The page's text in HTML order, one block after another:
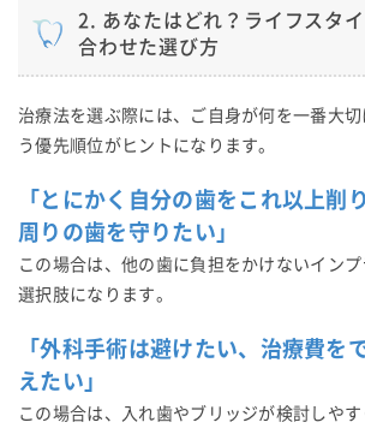
2. あなたはどれ？ライフスタ
合わせた選び方
治療法を選ぶ際には、ご自身が何を一番大
う優先順位がヒントになります。
「とにかく自分の歯をこれ以上削
周りの歯を守りたい」
この場合は、他の歯に負担をかけないイン
選択肢になります。
「外科手術は避けたい、治療費を
えたい」
この場合は、入れ歯やブリッジが検討しやす